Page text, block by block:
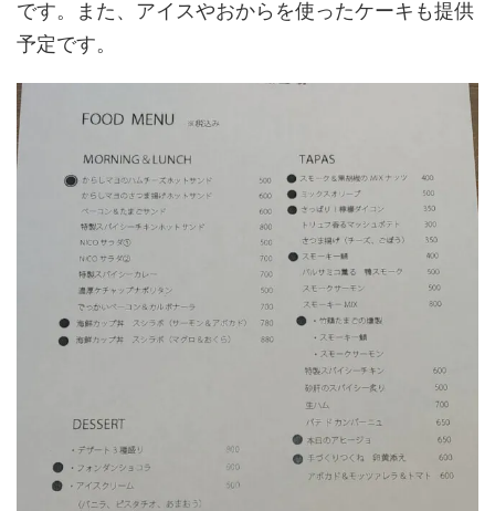
です。また、アイスやおからを使ったケーキも提供
予定です。